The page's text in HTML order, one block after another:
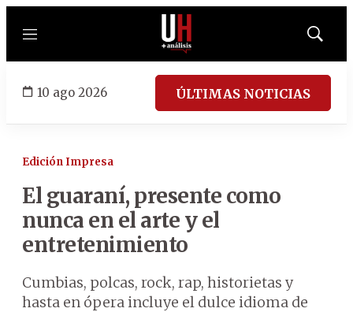
Menú
Mostrar
10 ago 2026 ÚLTIMAS NOTICIAS
Edición Impresa
El guaraní, presente como
nunca en el arte y el
entretenimiento
Cumbias, polcas, rock, rap, historietas y
hasta en ópera incluye el dulce idioma de